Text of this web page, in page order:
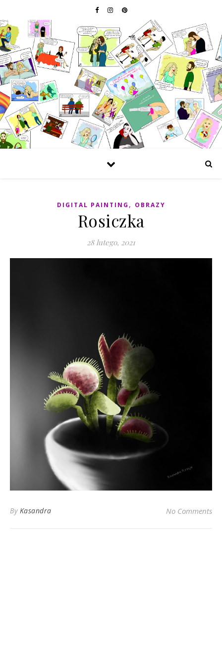
DIGITAL PAINTING , OBRAZY
Rosiczka
28 lutego, 2021
By Kasandra No Comments